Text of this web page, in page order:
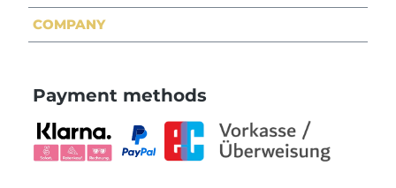
COMPANY
Payment methods